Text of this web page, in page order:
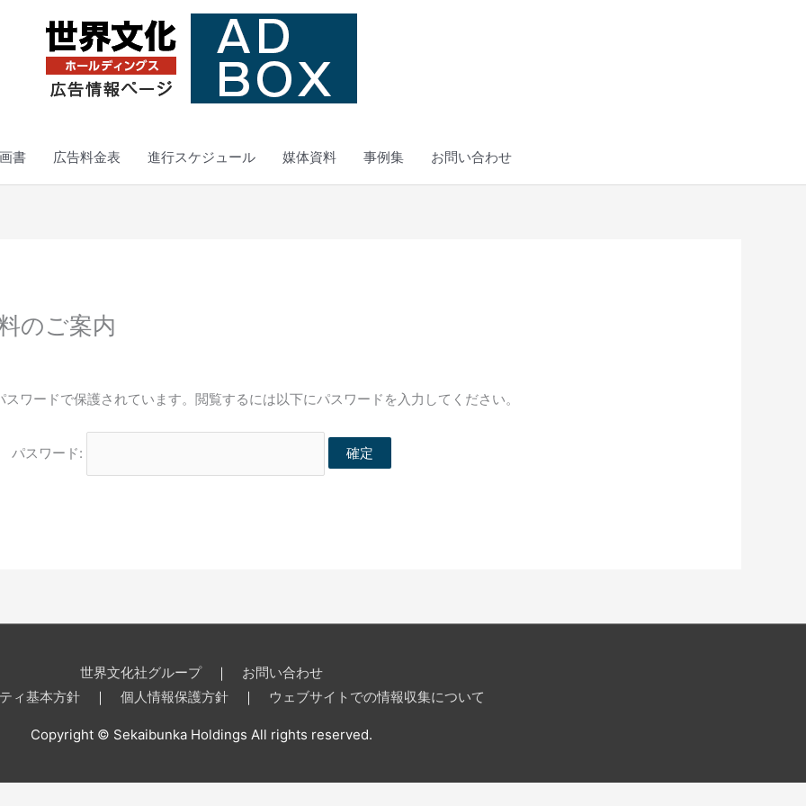
書 広告料金表 進行スケジュール 媒体資料 事例集 お問い合わせ
のご案内
スワードで保護されています。閲覧するには以下にパスワードを入力してください。
パスワード:
世界文化社グループ｜ お問い合わせ
ィ基本方針 ｜ 個人情報保護方針 ｜ ウェブサイトでの情報収集について
Copyright © Sekaibunka Holdings All rights reserved.